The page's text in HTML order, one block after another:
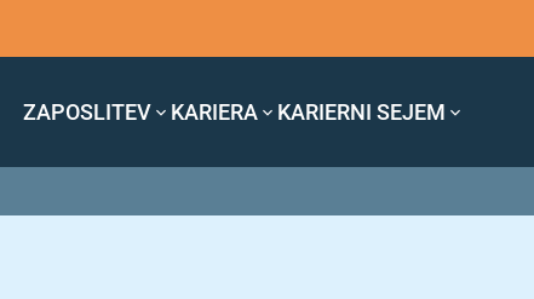
ZAPOSLITEV KARIERA KARIERNI SEJEM